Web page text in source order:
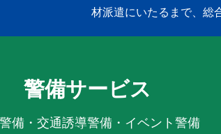
材派遣にいたるまで、総
警備サービス
備・交通誘導警備・イベント警備